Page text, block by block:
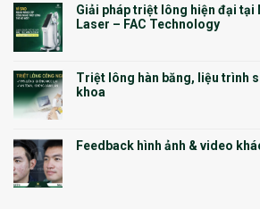
Giải pháp triệt lông hiện đại tại
Laser – FAC Technology
Triệt lông hàn băng, liệu trình
khoa
Feedback hình ảnh & video